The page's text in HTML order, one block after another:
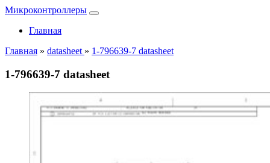
Микроконтроллеры
Главная
Главная » datasheet » 1-796639-7 datasheet
1-796639-7 datasheet